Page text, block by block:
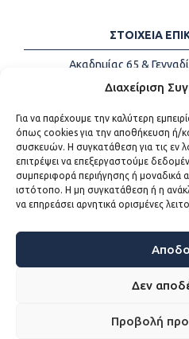
Διαχείριση
Για να παρέχουμε την καλύτερη
όπως cookies για την αποθήκευση ή/
συσκευών. Η συγκατάθεση για τις εν
επιτρέψει να επεξεργαστούμε
συμπεριφορά περιήγησης ή μοναδικά
ιστότοπο. Η μη συγκατάθεση ή η
να επηρεάσει αρνητικά ορισμένες
Δεν
Προβολή
ΣΤΟΙΧΕΙΑ
Ακαδημίας 65 &
Τηλέφωνα:
+30
Email:
ΧΡΗΣΙΜΟΙ
Η
Όροι
WEB DEVELOPMENT BY